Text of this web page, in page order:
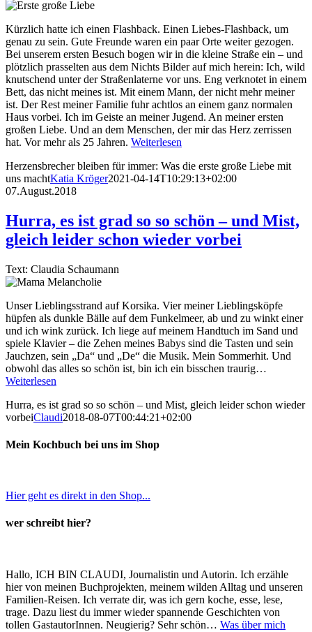
Kürzlich hatte ich einen Flashback. Einen Liebes-Flashback, um
genau zu sein. Gute Freunde waren ein paar Orte weiter gezogen.
Bei unserem ersten Besuch bogen wir in die kleine Straße ein – und
plötzlich prasselten aus dem Nichts Bilder auf mich herein: Ich, wild
knutschend unter der Straßenlaterne vor uns. Eng verknotet in einem
Bett, das nicht meines ist. Mit einem Mann, der nicht mehr meiner
ist. Der Rest meiner Familie fuhr achtlos an einem ganz normalen
Haus vorbei. Ich im Geiste an meiner Jugend. An meiner ersten
großen Liebe. Und an dem Menschen, der mir das Herz zerrissen
hat. Vor mehr als 25 Jahren. Weiterlesen
Herzensbrecher bleiben für immer: Was die erste große Liebe mit
uns machtKatia Kröger2021-04-14T10:29:13+02:00
07.August.2018
Hurra, es ist grad so so schön – und Mist,
gleich leider schon wieder vorbei
Text: Claudia Schaumann
Unser Lieblingsstrand auf Korsika. Vier meiner Lieblingsköpfe
hüpfen als dunkle Bälle auf dem Funkelmeer, ab und zu winkt einer
und ich wink zurück. Ich liege auf meinem Handtuch im Sand und
spiele Klavier – die Zehen meines Babys sind die Tasten und sein
Jauchzen, sein „Da“ und „De“ die Musik. Mein Sommerhit. Und
obwohl das alles so schön ist, bin ich ein bisschen traurig…
Weiterlesen
Hurra, es ist grad so so schön – und Mist, gleich leider schon wieder
vorbeiClaudi2018-08-07T00:44:21+02:00
Mein Kochbuch bei uns im Shop
Hier geht es direkt in den Shop...
wer schreibt hier?
Hallo, ICH BIN CLAUDI, Journalistin und Autorin. Ich erzähle
hier von meinen Buchprojekten, meinem wilden Alltag und unseren
Familien-Reisen. Ich verrate dir, was ich gern koche, esse, lese,
trage. Dazu liest du immer wieder spannende Geschichten von
tollen GastautorInnen. Neugierig? Sehr schön… Was über mich